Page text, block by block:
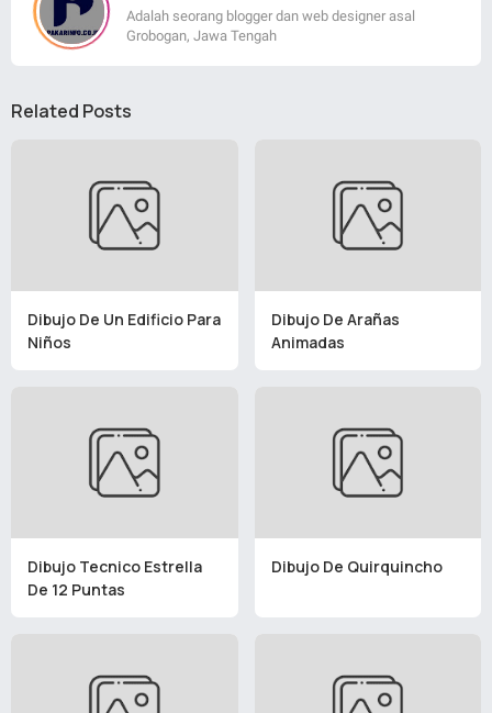
Adalah seorang blogger dan web designer asal
Grobogan, Jawa Tengah
Related Posts
Dibujo De Un Edificio Para
Niños
Dibujo De Arañas
Animadas
Dibujo Tecnico Estrella
De 12 Puntas
Dibujo De Quirquincho